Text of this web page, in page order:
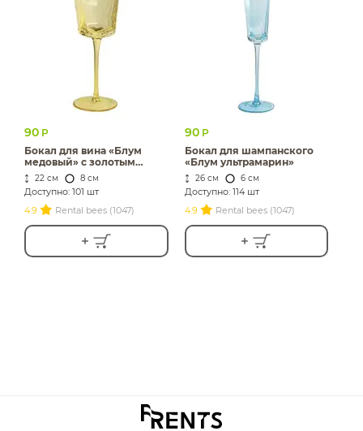
90 Р
Бокал для вина «Блум
медовый» с золотым
кантом
22 см 8 см
Доступно: 101 шт
4.9
Rental bees (1047)
90 Р
Бокал для шампанского
«Блум ультрамарин»
26 см 6 см
Доступно: 114 шт
4.9
Rental bees (1047)